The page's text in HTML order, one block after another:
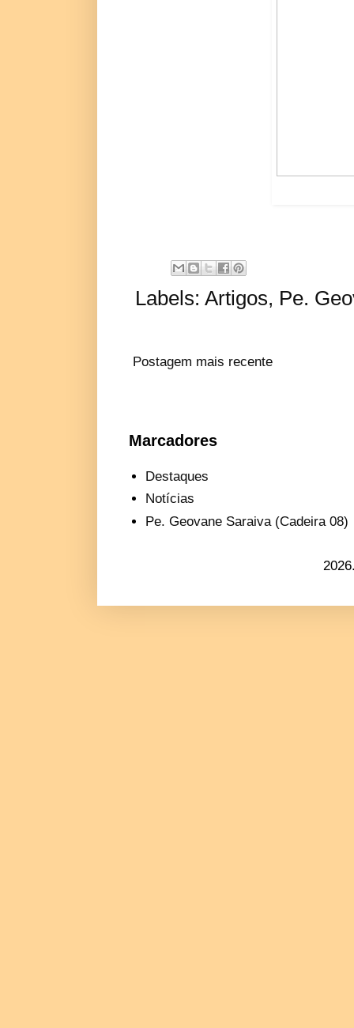
Labels: Artigos, Pe.
Postagem mais recente
Marcadores
Destaques
Notícias
Pe. Geovane Saraiva (Cadeira 08)